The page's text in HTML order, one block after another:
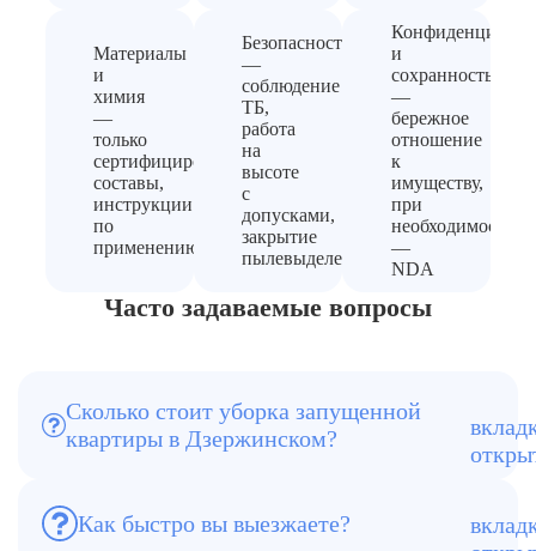
Материалы
и
химия
—
только
сертифицированные
составы,
инструкции
по
применению
Безопасность
—
соблюдение
ТБ,
работа
на
высоте
с
допусками,
закрытие
пылевыделения
и
сохранность
—
бережное
отношение
к
имуществу,
при
необходимости
—
NDA
Часто задаваемые вопросы
Сколько стоит уборка запущенной
квартиры в Дзержинском?
От 190 ₽/м². Итоговая цена зависит от
Как быстро вы выезжаете?
Обычно в течение 1,5–2 часов после